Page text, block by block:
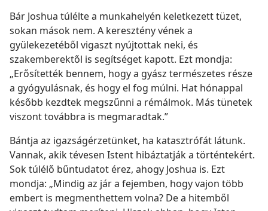
Bár Joshua túlélte a munkahelyén keletkezett tüzet,
sokan mások nem. A keresztény vének a
gyülekezetéből vigaszt nyújtottak neki, és
szakemberektől is segítséget kapott. Ezt mondja:
„Erősítették bennem, hogy a gyász természetes része
a gyógyulásnak, és hogy el fog múlni. Hat hónappal
később kezdtek megszűnni a rémálmok. Más tünetek
viszont továbbra is megmaradtak.”
Bántja az igazságérzetünket, ha katasztrófát látunk.
Vannak, akik tévesen Istent hibáztatják a történtekért.
Sok túlélő bűntudatot érez, ahogy Joshua is. Ezt
mondja: „Mindig az jár a fejemben, hogy vajon több
embert is megmenthettem volna? De a hitemből